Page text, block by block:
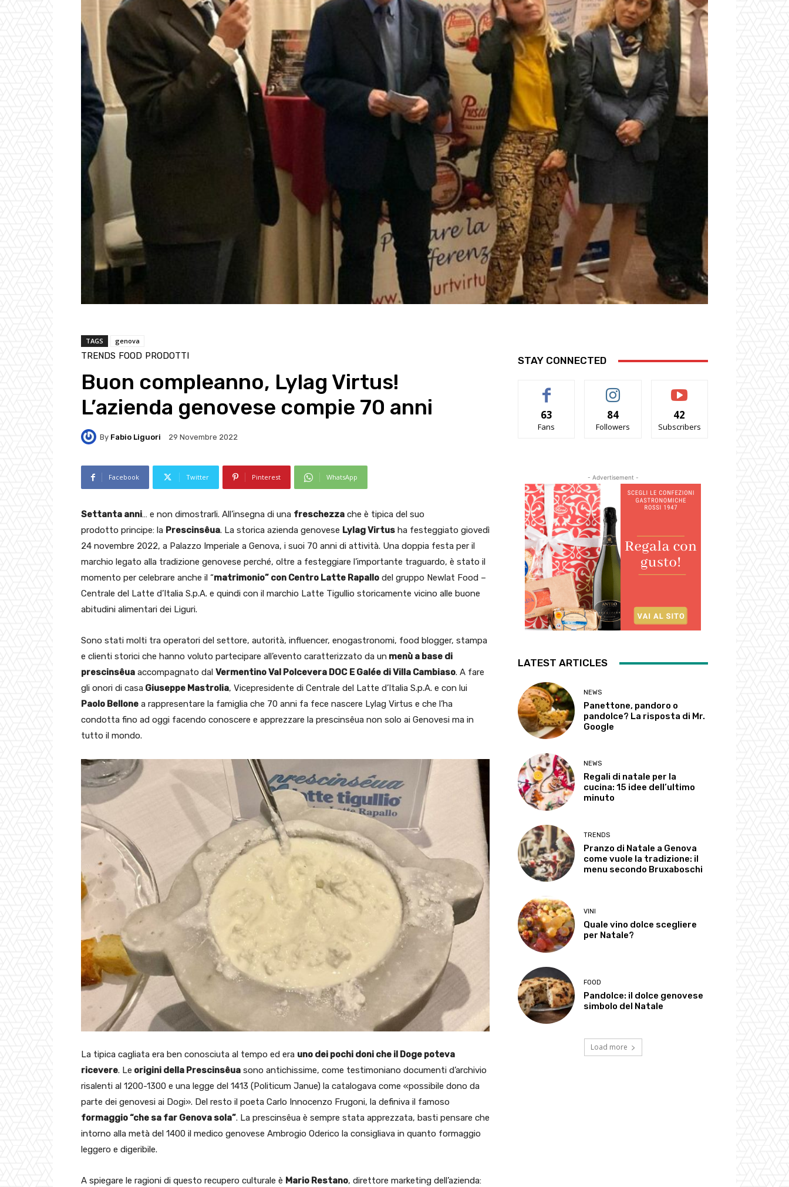
TAGS genova
TRENDS FOOD PRODOTTI
Buon compleanno, Lylag Virtus!
L’azienda genovese compie 70 anni
By Fabio Liguori 29 Novembre 2022
Facebook Twitter Pinterest WhatsApp
Settanta anni… e non dimostrarli. All’insegna di una freschezza che è tipica del suo
prodotto principe: la Prescinsêua. La storica azienda genovese Lylag Virtus ha festeggiato giovedì
24 novembre 2022, a Palazzo Imperiale a Genova, i suoi 70 anni di attività. Una doppia festa per il
marchio legato alla tradizione genovese perché, oltre a festeggiare l’importante traguardo, è stato il
momento per celebrare anche il “matrimonio” con Centro Latte Rapallo del gruppo Newlat Food –
Centrale del Latte d’Italia S.p.A. e quindi con il marchio Latte Tigullio storicamente vicino alle buone
abitudini alimentari dei Liguri.
Sono stati molti tra operatori del settore, autorità, influencer, enogastronomi, food blogger, stampa
e clienti storici che hanno voluto partecipare all’evento caratterizzato da un menù a base di
prescinsêua accompagnato dal Vermentino Val Polcevera DOC E Galée di Villa Cambiaso. A fare
gli onori di casa Giuseppe Mastrolia, Vicepresidente di Centrale del Latte d’Italia S.p.A. e con lui
Paolo Bellone a rappresentare la famiglia che 70 anni fa fece nascere Lylag Virtus e che l’ha
condotta fino ad oggi facendo conoscere e apprezzare la prescinsêua non solo ai Genovesi ma in
tutto il mondo.
La tipica cagliata era ben conosciuta al tempo ed era uno dei pochi doni che il Doge poteva
ricevere. Le origini della Prescinsêua sono antichissime, come testimoniano documenti d’archivio
risalenti al 1200-1300 e una legge del 1413 (Politicum Janue) la catalogava come «possibile dono da
parte dei genovesi ai Dogi». Del resto il poeta Carlo Innocenzo Frugoni, la definiva il famoso
formaggio “che sa far Genova sola”. La prescinsêua è sempre stata apprezzata, basti pensare che
intorno alla metà del 1400 il medico genovese Ambrogio Oderico la consigliava in quanto formaggio
leggero e digeribile.
A spiegare le ragioni di questo recupero culturale è Mario Restano, direttore marketing dell’azienda:
STAY CONNECTED
63
Fans
84
Followers
42
Subscribers
- Advertisement -
LATEST ARTICLES
NEWS
Panettone, pandoro o
pandolce? La risposta di Mr.
Google
NEWS
Regali di natale per la
cucina: 15 idee dell’ultimo
minuto
TRENDS
Pranzo di Natale a Genova
come vuole la tradizione: il
menu secondo Bruxaboschi
VINI
Quale vino dolce scegliere
per Natale?
FOOD
Pandolce: il dolce genovese
simbolo del Natale
Load more